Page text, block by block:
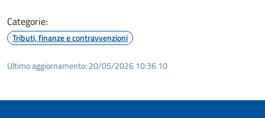
Categorie:
Tributi, finanze e contravvenzioni
Ultimo aggiornamento: 20/05/2026 10:36.10